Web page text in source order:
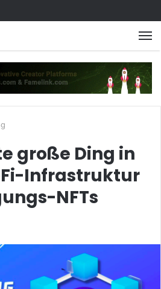
große Ding in
Infrastruktur
NFTs